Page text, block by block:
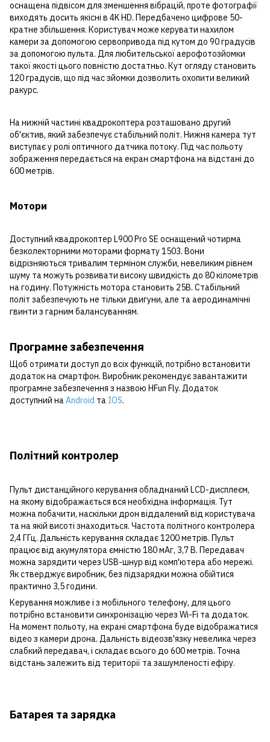
оснащена підвісом для зменшення вібрацій, проте фотографії
виходять досить якісні в 4K HD. Передбачено цифрове 50-
кратне збільшення. Користувач може керувати нахилом
камери за допомогою сервопривода під кутом до 90 градусів
за допомогою пульта. Для любительської аерофотозйомки
такої якості цього повністю достатньо. Кут огляду становить
120 градусів, що під час зйомки дозволить охопити великий
ракурс.
На нижній частині квадрокоптера розташовано другий
об'єктив, який забезпечує стабільний політ. Нижня камера тут
виступає у ролі оптичного датчика потоку. Під час польоту
зображення передається на екран смартфона на відстані до
600 метрів.
Мотори
Доступний квадрокоптер L900 Pro SE оснащений чотирма
безколекторними моторами формату 1503. Вони
відрізняються тривалим терміном служби, невеликим рівнем
шуму та можуть розвивати високу швидкість до 80 кілометрів
на годину. Потужність мотора становить 25В. Стабільний
політ забезпечують не тільки двигуни, але та аеродинамічні
гвинти з гарним балансуванням.
Програмне забезпечення
Щоб отримати доступ до всіх функцій, потрібно встановити
додаток на смартфон. Виробник рекомендує завантажити
програмне забезпечення з назвою HFun Fly. Додаток
доступний наAndroid та IOS.
Політний контролер
Пульт дистанційного керування обладнаний LCD-дисплеєм,
на якому відображається вся необхідна інформація. Тут
можна побачити, наскільки дрон віддалений від користувача
та на якій висоті знаходиться. Частота політного контролера
2,4 ГГц. Дальність керування складає 1200 метрів. Пульт
працює від акумулятора ємністю 180 мАг, 3,7 В. Передавач
можна зарядити через USB-шнур від комп'ютера або мережі.
Як стверджує виробник, без підзарядки можна обійтися
практично 3,5 години.
Керування можливе і з мобільного телефону, для цього
потрібно встановити синхронізацію через Wi-Fi та додаток.
На момент польоту, на екрані смартфона буде відображатися
відео з камери дрона. Дальність відеозв'язку невелика через
слабкий передавач, і складає всього до 600 метрів. Точна
відстань залежить від території та зашумленості ефіру.
Батарея та зарядка